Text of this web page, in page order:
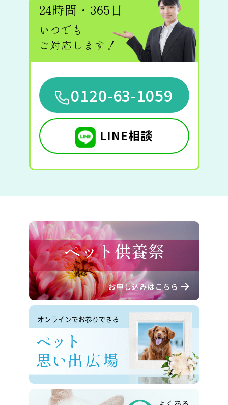
24時間・365日
いつでも
ご対応します！
0120-63-1059
LINE相談